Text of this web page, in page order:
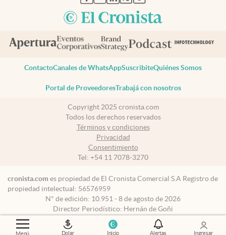
Menú Dolar Inicio Alertas Ingresar
ContactoCanales de WhatsAppSuscribiteQuiénes Somos
Portal de ProveedoresTrabajá con nosotros
Copyright 2025 cronista.com
Todos los derechos reservados
Términos y condiciones
Privacidad
Consentimiento
Tel: +54 11 7078-3270
cronista.com es propiedad de El Cronista Comercial S.A Registro de
propiedad intelectual: 56576959
N° de edición: 10.951 - 8 de agosto de 2026
Director Periodístico: Hernán de Goñi